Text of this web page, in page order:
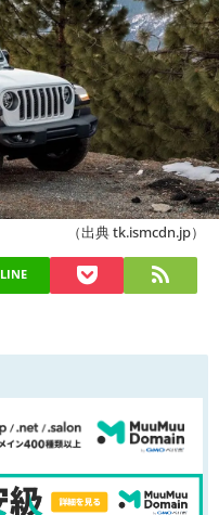
（出典 tk.ismcdn.jp）
LINE